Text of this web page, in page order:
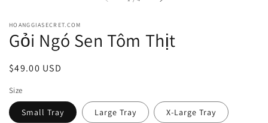
HOANGGIASECRET.COM
Gỏi Ngó Sen Tôm Thịt
Regular
$49.00 USD
Size
Small Tray Large Tray X-Large Tray